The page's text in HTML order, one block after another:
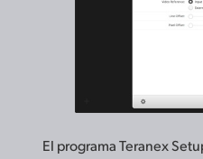
El programa Teranex